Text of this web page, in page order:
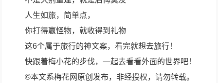
人生如旅，简单点，
你打得赢怪物，就收得到礼物
这6个属于旅行的神文案，看完就想去旅行！
快跟着梅小花的步伐，一起去看看外面的世界吧！
©本文系梅花网原创发布，非经授权，请勿转载。